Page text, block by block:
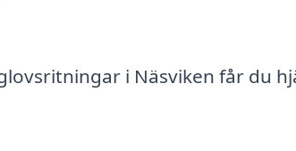
i Näsviken får du